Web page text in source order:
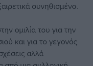
συνηθισμένο.
ομιλία του για την
και για το γεγονός
αλλά